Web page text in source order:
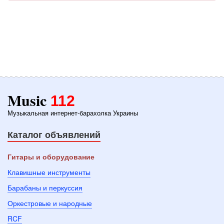
Music 112
Музыкальная интернет-барахолка Украины
Каталог объявлений
Гитары и оборудование
Клавишные инструменты
Барабаны и перкуссия
Оркестровые и народные
RCF